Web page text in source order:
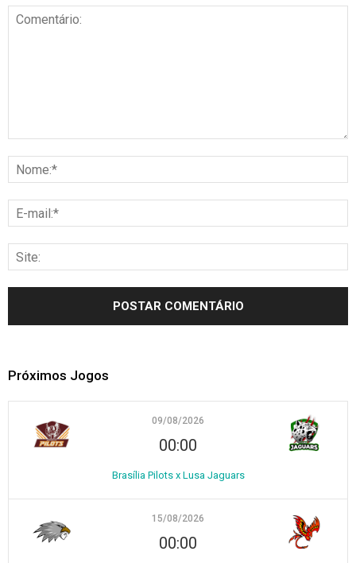
Próximos Jogos
09/08/2026
00:00
Brasília Pilots x Lusa Jaguars
15/08/2026
00:00